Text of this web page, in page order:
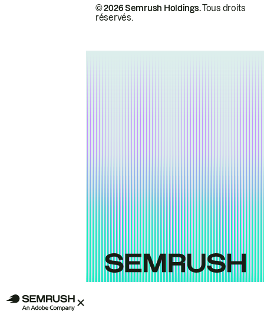
© 2026 Semrush Holdings.Tous droits
réservés.